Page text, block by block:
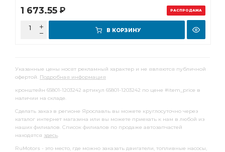
РАСПРОДАЖА
1 673.55 Р
В КОРЗИНУ
Указанные цены носят рекламный характер и не являются публичной
офертой. Подробная информация
кронштейн 65801-1203242 артикул 65801-1203242 по цене #item_price в
наличии на складе.
Сделать заказ в регионе Ярославль вы можете круглосуточно через
каталог интернет магазина или вы можете приехать к нам в любой из
наших филиалов. Список филиалов по продаже автозапчастей
находятся здесь.
RuMotors - это место, где можно заказать двигатели, топливные насосы,